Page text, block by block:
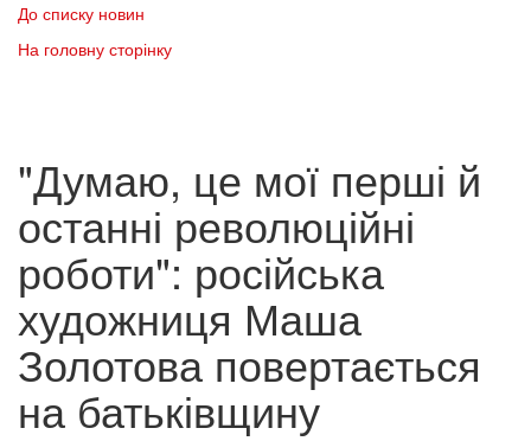
До списку новин
На головну сторінку
"Думаю, це мої перші й
останні революційні
роботи": російська
художниця Маша
Золотова повертається
на батьківщину